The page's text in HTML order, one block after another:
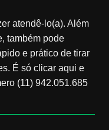
atendê-lo(a). Além
também pode
e prático de tirar
É só clicar aqui e
(11) 942.051.685